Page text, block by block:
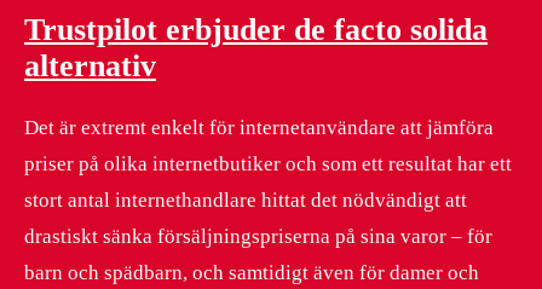
Trustpilot erbjuder de facto solida
alternativ
Det är extremt enkelt för internetanvändare att jämföra
priser på olika internetbutiker och som ett resultat har ett
stort antal internethandlare hittat det nödvändigt att
drastiskt sänka försäljningspriserna på sina varor – för
barn och spädbarn, och samtidigt även för damer och